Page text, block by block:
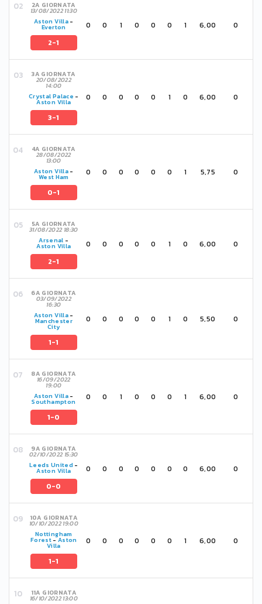
2A GIORNATA
13/08/2022 11:30
Aston Villa-
Everton
2-1
0 0 1 0 0 0 1 6,00 0
3A GIORNATA
20/08/2022
14:00
Crystal Palace -
Aston Villa
3-1
0 0 0 0 0 1 0 6,00 0
4A GIORNATA
28/08/2022
13:00
Aston Villa-
West Ham
0-1
0 0 0 0 0 0 1 5,75 0
5A GIORNATA
31/08/2022 18:30
Arsenal -
Aston Villa
2-1
0 0 0 0 0 1 0 6,00 0
6A GIORNATA
03/09/2022
16:30
Aston Villa-
Manchester
City
1-1
0 0 0 0 0 1 0 5,50 0
8A GIORNATA
16/09/2022
19:00
Aston Villa-
Southampton
1-0
0 0 1 0 0 0 1 6,00 0
9A GIORNATA
02/10/2022 15:30
Leeds United -
Aston Villa
0-0
0 0 0 0 0 0 0 6,00 0
10A GIORNATA
10/10/2022 19:00
Nottingham
Forest -Aston
Villa
1-1
0 0 0 0 0 0 1 6,00 0
11A GIORNATA
16/10/2022 13:00